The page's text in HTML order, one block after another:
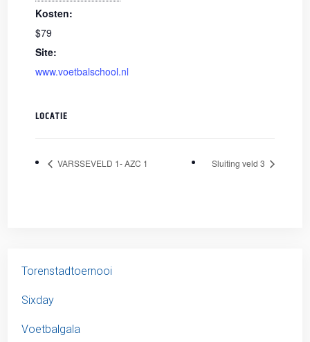
Kosten:
$79
Site:
www.voetbalschool.nl
LOCATIE
VARSSEVELD 1- AZC 1 Sluiting veld 3
Torenstadtoernooi
Sixday
Voetbalgala